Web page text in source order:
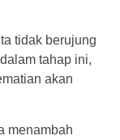
tidak berujung
tahap ini,
akan
menambah